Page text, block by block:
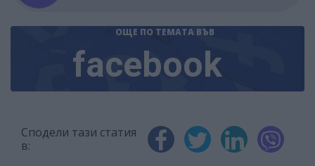
ОЩЕ ПО ТЕМАТА ВЪВ
facebook
Сподели тази статия
в: